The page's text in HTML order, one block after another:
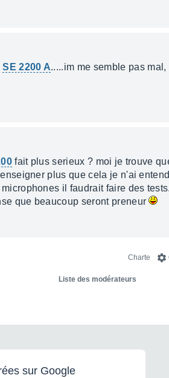
SE 2200 A.....im me semble pas
fait plus serieux ? moi je trouve
plus que cela je n'ai
il faudrait faire des tests.
que beaucoup seront preneur
Charte
Liste des modérateurs
sur Google